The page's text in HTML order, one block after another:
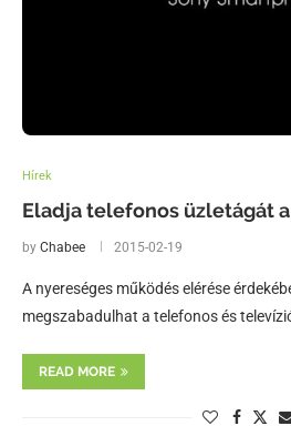
Hírek
Eladja telefonos üzletágát a
by Chabee 2015-02-19
A nyereséges működés elérése
megszabadulhat a telefonos és
READ MORE